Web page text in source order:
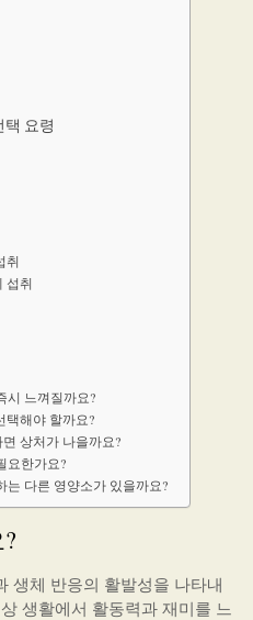
요령
취
섭취
시 느껴질까요?
택해야 할까요?
상처가 나을까요?
요한가요?
는 다른 영양소가 있을까요?
생체 반응의 활발성을 나타내
생활에서 활동력과 재미를 느